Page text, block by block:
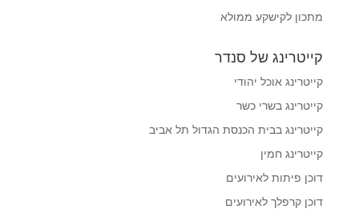
מתכון לקישקע ממולא
קייטרינג של סנדר
קייטרינג אוכל יהודי
קייטרינג בשרי כשר
קייטרינג בבית הכנסת הגדול תל אביב
קייטרינג חמין
דוכן פיתות לאירועים
דוכן קרפלך לאירועים